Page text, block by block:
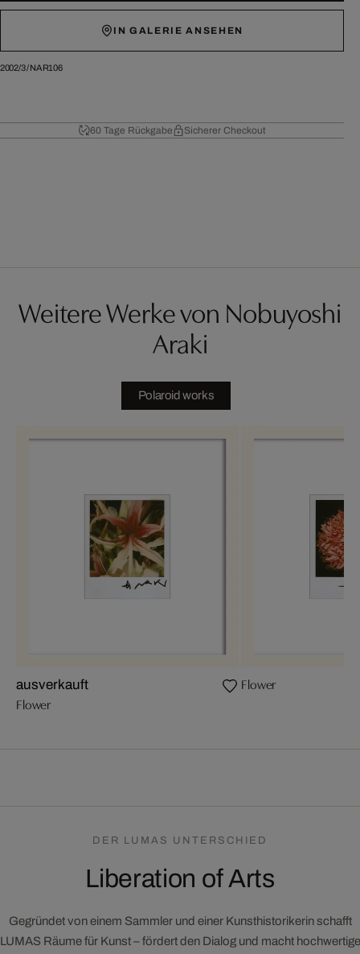
IN GALERIE ANSEHEN
2002/3/NAR106
60 Tage Rückgabe Sicherer Checkout
Weitere Werke von Nobuyoshi
Araki
Polaroid works
ausverkauft
Flower
Flower
DER LUMAS UNTERSCHIED
Liberation of Arts
Gegründet von einem Sammler und einer Kunsthistorikerin schafft
LUMAS Räume für Kunst – fördert den Dialog und macht hochwertige